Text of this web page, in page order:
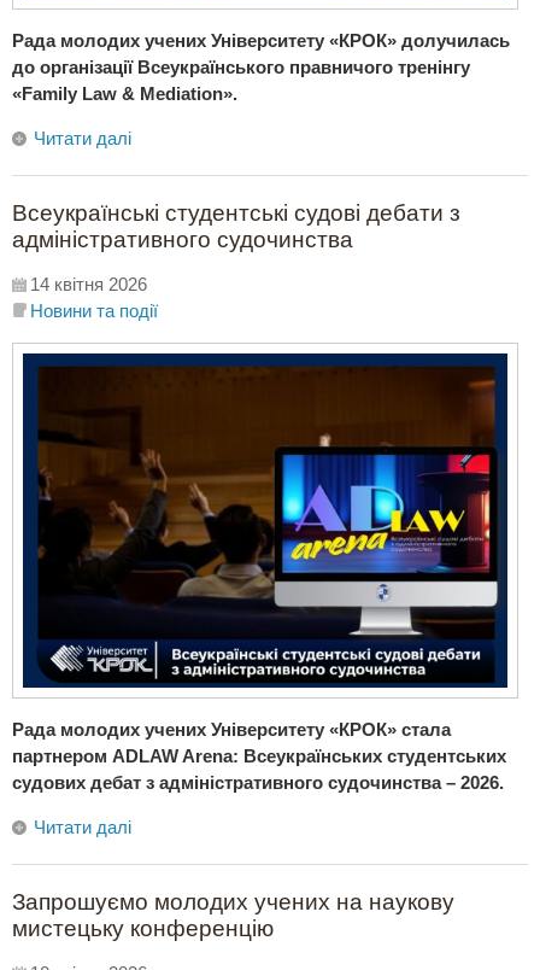
Рада молодих учених Університету «КРОК» долучилась
до організації Всеукраїнського правничого тренінгу
«Family Law & Mediation».
Читати далі
Всеукраїнські студентські судові дебати з
адміністративного судочинства
14 квітня 2026
Новини та події
Рада молодих учених Університету «КРОК» стала
партнером ADLAW Arena: Всеукраїнських студентських
судових дебат з адміністративного судочинства – 2026.
Читати далі
Запрошуємо молодих учених на наукову
мистецьку конференцію